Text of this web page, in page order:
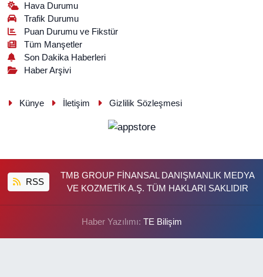
Hava Durumu
Trafik Durumu
Puan Durumu ve Fikstür
Tüm Manşetler
Son Dakika Haberleri
Haber Arşivi
Künye İletişim Gizlilik Sözleşmesi
RSS
TMB GROUP FİNANSAL DANIŞMANLIK MEDYA
VE KOZMETİK A.Ş. TÜM HAKLARI SAKLIDIR
Haber Yazılımı: TE Bilişim